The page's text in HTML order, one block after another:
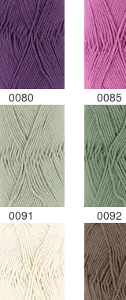
0080 0085
0091 0092